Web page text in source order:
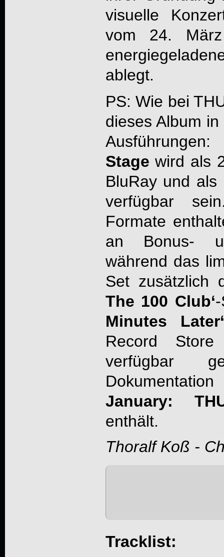
visuelle
vom 24.
ablegt.
PS: Wie bei
dieses Album
Ausführungen:
Stage wird als
BluRay und als
verfügbar
Formate
an Bonus-
während das
Set zusätzlich
The 100 Club‘
Minutes Later‘
Record Store
verfügbar
January:
enthält.
Thoralf Koß -
Tracklist: